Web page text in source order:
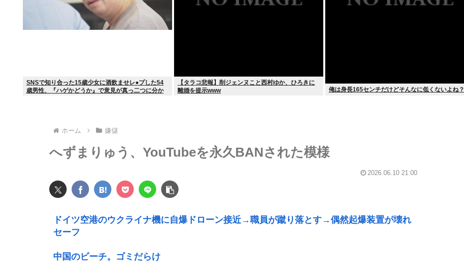
SNSで知り合った15歳少女に酒飲ませレ●プした54
歳男性、『ハゲかどうか』で意見が真っ二つに分か
【タラコ悲報】削ジェンヌこと西村ゆか、ひろきに
離婚を提示www
俺は身長165センチだけどそんなに低くないよね？
ホーム 嫌儲
へずまりゅう、YouTubeを永久BANされた模様
2026.06.10 21:00
ドイツ空港のウクライナ機に自爆ドローン接近→職員が蹴り落とす→偶然起爆装置が壊れ
セーフ
中国のビーチ。ゴミだらけ